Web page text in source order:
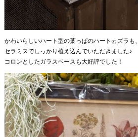
かわいらしいハート型の葉っぱのハートカズラも、
セラミスでしっかり植え込んでいただきました♪
コロンとしたガラスベースも大好評でした！